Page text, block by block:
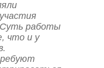
Суть работы
что и у